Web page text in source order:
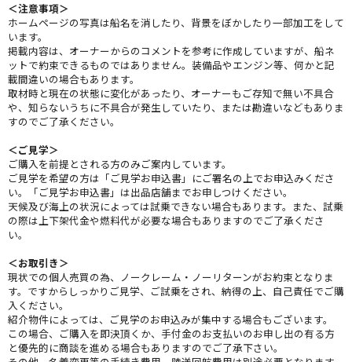
＜注意事項＞
ホームページの写真は船名を消したり、背景をぼかしたり一部加工をして
います。
掲載内容は、オーナーからのコメントを参考に作成していますが、船ネ
ットで約束できるものではありません。装備品やエンジン等、何かと記
載間違いの場合もあります。
取材時と現在の状態に変化があったり、オーナーもご存知で無い不具合
や、知らないうちに不具合が発生していたり、または勘違いなどもありま
すのでご了承ください。
＜ご見学＞
ご購入を前提とされる方のみご案内しています。
ご見学を希望の方は「ご見学お申込書」にご署名の上でお申込みくださ
い。「ご見学お申込書」は出品店舗までお申しつけください。
天候及び海上の状況によっては試乗できない場合もあります。また、試乗
の際は上下架代金や燃料代が必要な場合もありますのでご了承くださ
い。
＜お取引き＞
現状での個人売買の為、ノークレーム・ノーリターンがお約束となりま
す。ですからしっかりご見学、ご試乗をされ、納得の上、自己責任でご購
入ください。
紹介物件によっては、ご見学のお申込みが集中する場合もございます。
この場合、ご購入を即決頂くか、手付金のお支払いのお申し出の有る方
と優先的に商談を進める場合もありますのでご了承下さい。